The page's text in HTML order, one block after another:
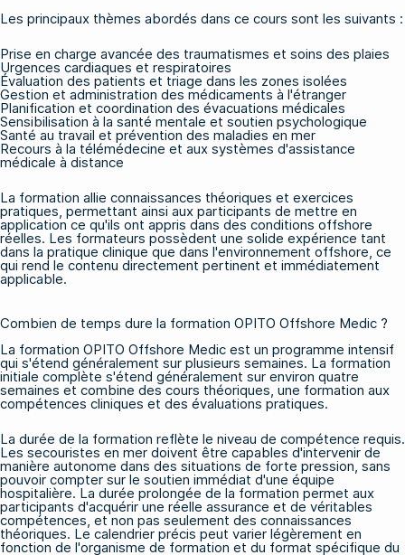
Les principaux thèmes abordés dans ce cours sont les suivants :
Prise en charge avancée des traumatismes et soins des plaies
Urgences cardiaques et respiratoires
Évaluation des patients et triage dans les zones isolées
Gestion et administration des médicaments à l'étranger
Planification et coordination des évacuations médicales
Sensibilisation à la santé mentale et soutien psychologique
Santé au travail et prévention des maladies en mer
Recours à la télémédecine et aux systèmes d'assistance
médicale à distance
La formation allie connaissances théoriques et exercices
pratiques, permettant ainsi aux participants de mettre en
application ce qu'ils ont appris dans des conditions offshore
réelles. Les formateurs possèdent une solide expérience tant
dans la pratique clinique que dans l'environnement offshore, ce
qui rend le contenu directement pertinent et immédiatement
applicable.
Combien de temps dure la formation OPITO Offshore Medic ?
La formation OPITO Offshore Medic est un programme intensif
qui s'étend généralement sur plusieurs semaines. La formation
initiale complète s'étend généralement sur environ quatre
semaines et combine des cours théoriques, une formation aux
compétences cliniques et des évaluations pratiques.
La durée de la formation reflète le niveau de compétence requis.
Les secouristes en mer doivent être capables d'intervenir de
manière autonome dans des situations de forte pression, sans
pouvoir compter sur le soutien immédiat d'une équipe
hospitalière. La durée prolongée de la formation permet aux
participants d'acquérir une réelle assurance et de véritables
compétences, et non pas seulement des connaissances
théoriques. Le calendrier précis peut varier légèrement en
fonction de l'organisme de formation et du format spécifique du